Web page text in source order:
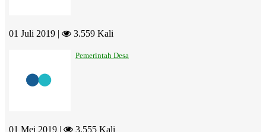
01 Juli 2019 | 3.559 Kali
Pemerintah Desa
01 Mei 2019 | 3.555 Kali